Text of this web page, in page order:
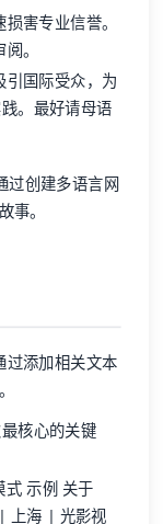
害专业信誉。
。
引国际受众，为
。最好请母语
过创建多语言网
事。
过添加相关文本
核心的关键
式 示例 关于
上海 | 光影视